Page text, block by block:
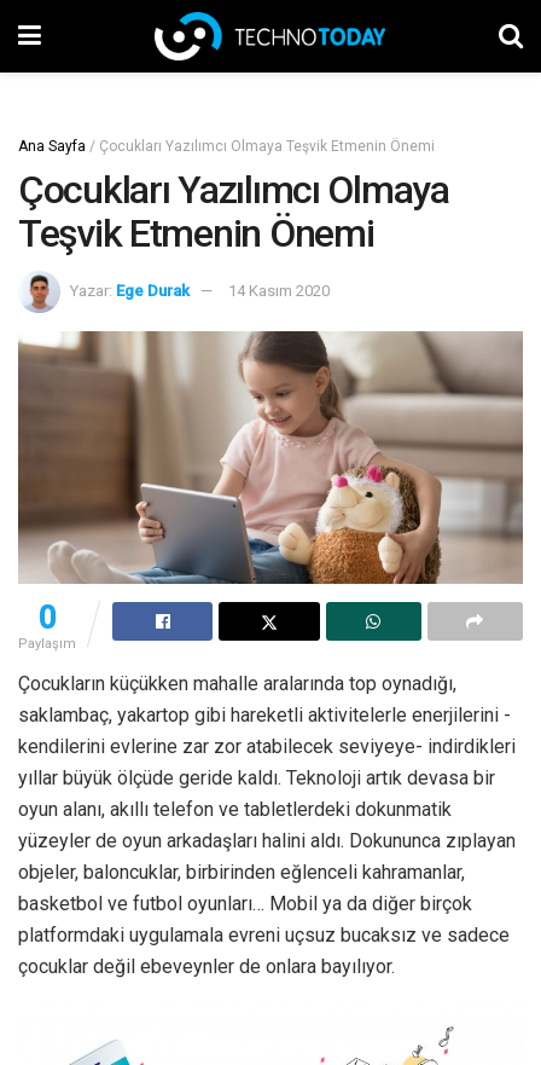
Ana Sayfa / Çocukları Yazılımcı Olmaya Teşvik Etmenin Önemi
Çocukları Yazılımcı Olmaya
Teşvik Etmenin Önemi
Yazar: Ege Durak 14 Kasım 2020
0
Paylaşım
Çocukların küçükken mahalle aralarında top oynadığı,
saklambaç, yakartop gibi hareketli aktivitelerle enerjilerini -
kendilerini evlerine zar zor atabilecek seviyeye- indirdikleri
yıllar büyük ölçüde geride kaldı. Teknoloji artık devasa bir
oyun alanı, akıllı telefon ve tabletlerdeki dokunmatik
yüzeyler de oyun arkadaşları halini aldı. Dokununca zıplayan
objeler, baloncuklar, birbirinden eğlenceli kahramanlar,
basketbol ve futbol oyunları… Mobil ya da diğer birçok
platformdaki uygulamala evreni uçsuz bucaksız ve sadece
çocuklar değil ebeveynler de onlara bayılıyor.